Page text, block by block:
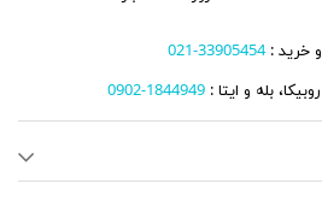
خرید :33905454-021
بله و ایتا : 1844949-0902